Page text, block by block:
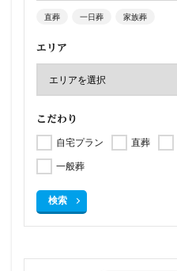
直葬 一日葬 家族葬
エリア
こだわり
自宅プラン 直葬
一般葬
検索